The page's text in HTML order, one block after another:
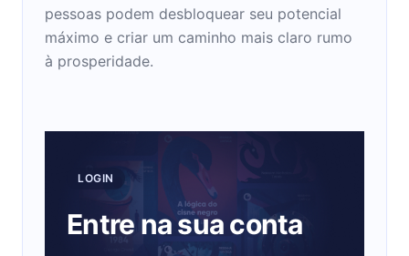
pessoas podem desbloquear seu potencial
máximo e criar um caminho mais claro rumo
à prosperidade.
LOGIN
Entre na sua conta